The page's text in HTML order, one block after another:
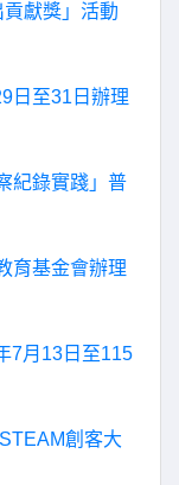
獻獎」活動
日至31日辦理
紀錄實踐」普
育基金會辦理
7月13日至115
創客大